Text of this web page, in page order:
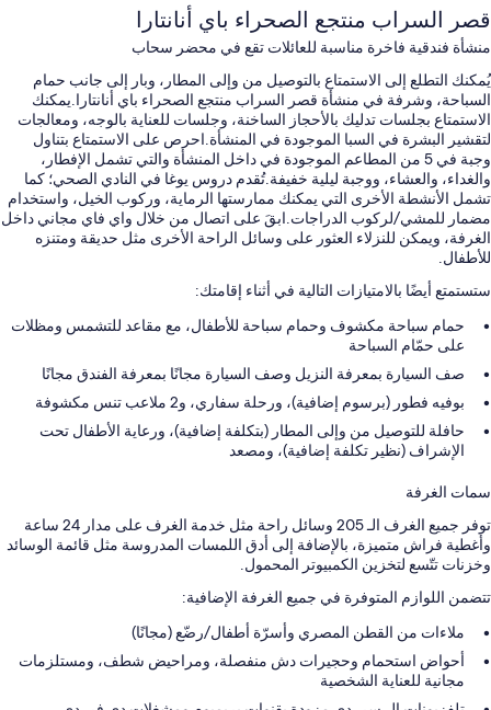
قصر السراب منتجع الصحراء باي أنانتارا
منشأة فندقية فاخرة مناسبة للعائلات تقع في محضر سحاب
يُمكنك التطلع إلى الاستمتاع بالتوصيل من وإلى المطار، وبار إلى جانب حمام
السباحة، وشرفة في منشأة قصر السراب منتجع الصحراء باي أنانتارا.يمكنك
الاستمتاع بجلسات تدليك بالأحجاز الساخنة، وجلسات للعناية بالوجه، ومعالجات
لتقشير البشرة في السبا الموجودة في المنشأة.احرص على الاستمتاع بتناول
وجبة في 5 من المطاعم الموجودة في داخل المنشأة والتي تشمل الإفطار،
والغداء، والعشاء، ووجبة ليلية خفيفة.تُقدم دروس يوغا في النادي الصحي؛ كما
تشمل الأنشطة الأخرى التي يمكنك ممارستها الرماية، وركوب الخيل، واستخدام
مضمار للمشي/لركوب الدراجات.ابقَ على اتصال من خلال واي فاي مجاني داخل
الغرفة، ويمكن للنزلاء العثور على وسائل الراحة الأخرى مثل حديقة ومتنزه
للأطفال.
ستستمتع أيضًا بالامتيازات التالية في أثناء إقامتك:
حمام سباحة مكشوف وحمام سباحة للأطفال، مع مقاعد للتشمس ومظلات
على حمّام السباحة
صف السيارة بمعرفة النزيل وصف السيارة مجانًا بمعرفة الفندق مجانًا
بوفيه فطور (برسوم إضافية)، ورحلة سفاري، و2 ملاعب تنس مكشوفة
حافلة للتوصيل من وإلى المطار (بتكلفة إضافية)، ورعاية الأطفال تحت
الإشراف (نظير تكلفة إضافية)، ومصعد
سمات الغرفة
توفر جميع الغرف الـ 205 وسائل راحة مثل خدمة الغرف على مدار 24 ساعة
وأغطية فراش متميزة، بالإضافة إلى أدق اللمسات المدروسة مثل قائمة الوسائد
وخزنات تتّسع لتخزين الكمبيوتر المحمول.
تتضمن اللوازم المتوفرة في جميع الغرفة الإضافية:
ملاءات من القطن المصري وأسرّة أطفال/رضّع (مجانًا)
أحواض استحمام وحجيرات دش منفصلة، ومراحيض شطف، ومستلزمات
مجانية للعناية الشخصية